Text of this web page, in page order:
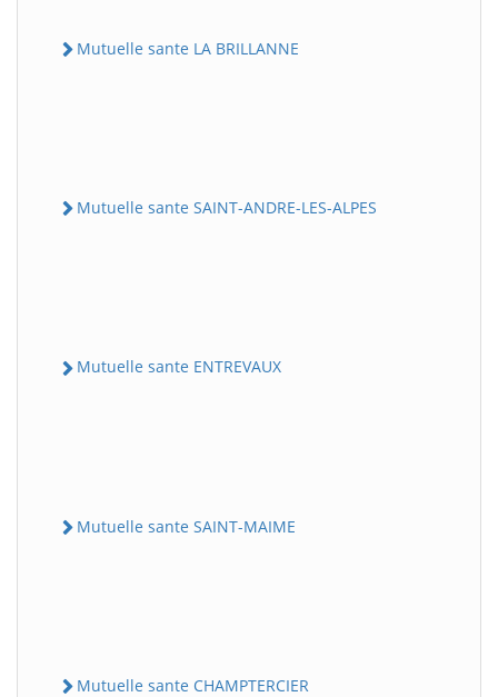
Mutuelle sante LA BRILLANNE
Mutuelle sante SAINT-ANDRE-LES-ALPES
Mutuelle sante ENTREVAUX
Mutuelle sante SAINT-MAIME
Mutuelle sante CHAMPTERCIER